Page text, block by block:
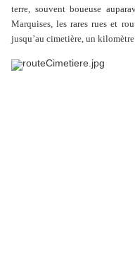
terre, souvent boueuse
Marquises, les rares rues et
jusqu’au cimetière, un